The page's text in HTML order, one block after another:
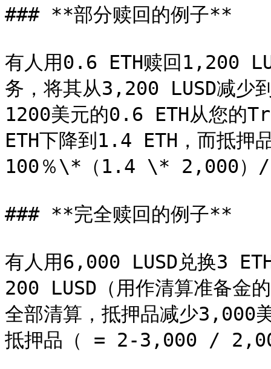
### **部分赎回的例子**
有人用0.6 ETH赎回1,200
务，将其从3,200 LUSD减少
1200美元的0.6 ETH从您的
ETH下降到1.4 ETH，而抵押
100％\*（1.4 \* 2,000）/
### **完全赎回的例子**
有人用6,000 LUSD兑换3
200 LUSD（用作清算准备金
全部清算，抵押品减少3,000
抵押品（ = 2-3,000 /